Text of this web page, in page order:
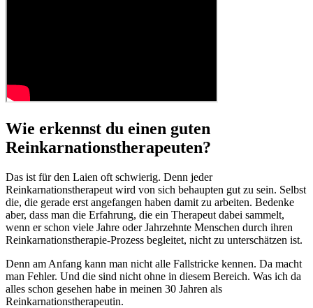
Wie erkennst du einen guten
Reinkarnationstherapeuten?
Das ist für den Laien oft schwierig. Denn jeder
Reinkarnationstherapeut wird von sich behaupten gut zu sein. Selbst
die, die gerade erst angefangen haben damit zu arbeiten. Bedenke
aber, dass man die Erfahrung, die ein Therapeut dabei sammelt,
wenn er schon viele Jahre oder Jahrzehnte Menschen durch ihren
Reinkarnationstherapie-Prozess begleitet, nicht zu unterschätzen ist.
Denn am Anfang kann man nicht alle Fallstricke kennen. Da macht
man Fehler. Und die sind nicht ohne in diesem Bereich. Was ich da
alles schon gesehen habe in meinen 30 Jahren als
Reinkarnationstherapeutin.